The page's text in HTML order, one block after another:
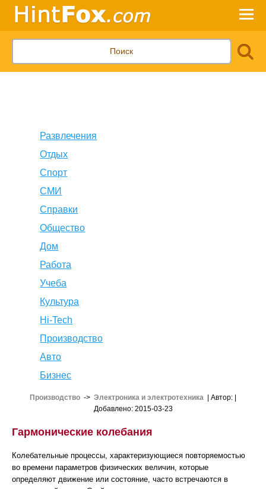
Развлечения
Отдых
Спорт
СМИ
Справки
Общество
Дом
Работа
Учеба
Культура
Hi-Tech
Производство
Авто
Бизнес
Производство -> Электроника и электротехника | Автор:
Добавлено: 2015-03-23
Гармонические колебания
Колебательные процессы, характеризующиеся повторяемостью
во времени параметров физических величин, которые
определяют движение или состояние, часто встречаются в